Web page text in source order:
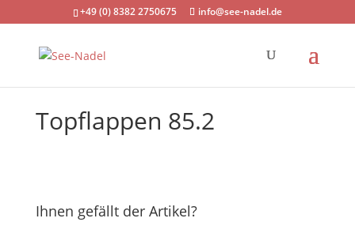
+49 (0) 8382 2750675 info@see-nadel.de
Topflappen 85.2
Ihnen gefällt der Artikel?